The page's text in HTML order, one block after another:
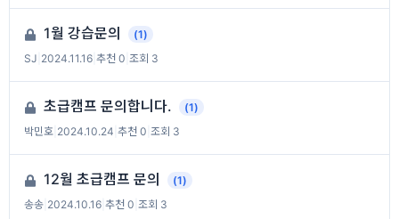
1월 강습문의
(1)
SJ 2024.11.16 추천 0 조회 3
초급캠프 문의합니다.
(1)
박민호 2024.10.24 추천 0 조회 3
12월 초급캠프 문의
(1)
송송 2024.10.16 추천 0 조회 3